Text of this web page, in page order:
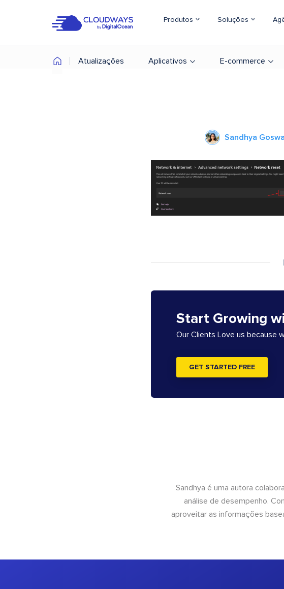
Produtos Soluções
Atualizações Aplicativos E-commerce
Sandhya
Start Growing
Our Clients Love us because
GET STARTED FREE
Sandhya é uma autora
análise de desempenho.
aproveitar as informações